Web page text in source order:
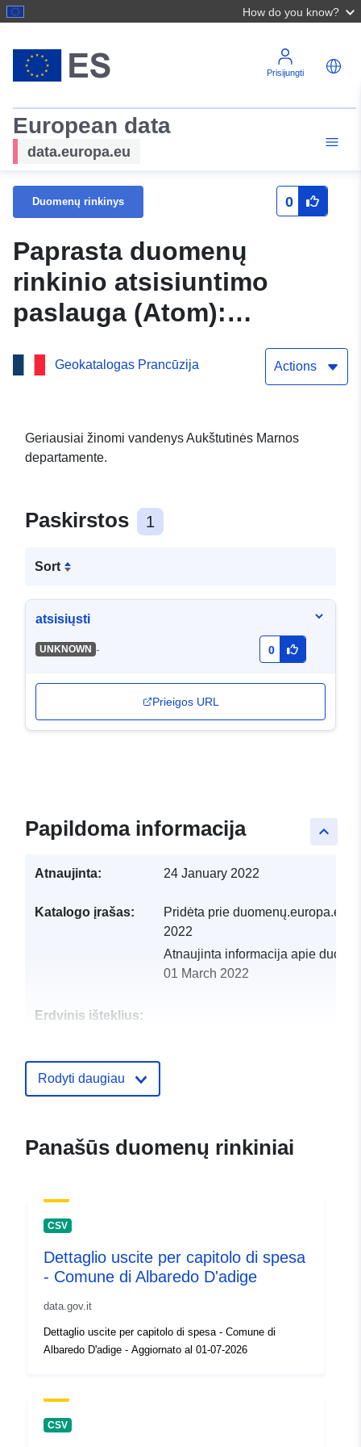
How do you know?
Prisijungti
European data
data.europa.eu
Duomenų rinkinys 0
Paprasta duomenų
rinkinio atsisiuntimo
paslauga (Atom):
vandenys Aukštutinės
Geokatalogas Prancūzija Actions
Geriausiai žinomi vandenys Aukštutinės Marnos
departamente.
Paskirstos 1
Sort
atsisiųsti
UNKNOWN - 0
Prieigos URL
keyboard_arrow_up
Papildoma informacija
Atnaujinta: 24 January 2022
Katalogo įrašas: Pridėta prie duomenų.europa.eu:
2022
Atnaujinta informacija apie
01 March 2022
Erdvinis išteklius:
e38a1b71d5a3
Rūšis:
Išteklius:
http://inspire.ec.europa.eu/
Rodyti daugiau
Panašūs duomenų rinkiniai
CSV
Dettaglio uscite per capitolo di spesa
- Comune di Albaredo D'adige
data.gov.it
Dettaglio uscite per capitolo di spesa - Comune di
Albaredo D'adige - Aggiornato al 01-07-2026
CSV